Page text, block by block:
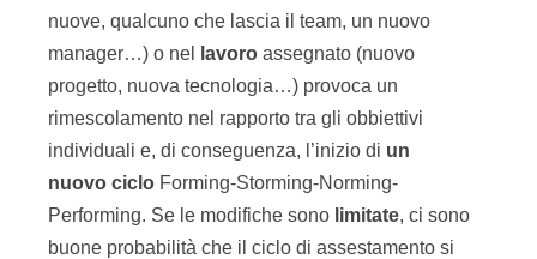
nuove, qualcuno che lascia il team, un nuovo
manager…) o nel
lavoro assegnato (nuovo
progetto, nuova tecnologia…) provoca un
rimescolamento nel rapporto tra gli obbiettivi
individuali e, di conseguenza, l’inizio di un
nuovo ciclo Forming-Storming-Norming-
Performing. Se le modifiche sono limitate, ci sono
buone probabilità che il ciclo di assestamento si